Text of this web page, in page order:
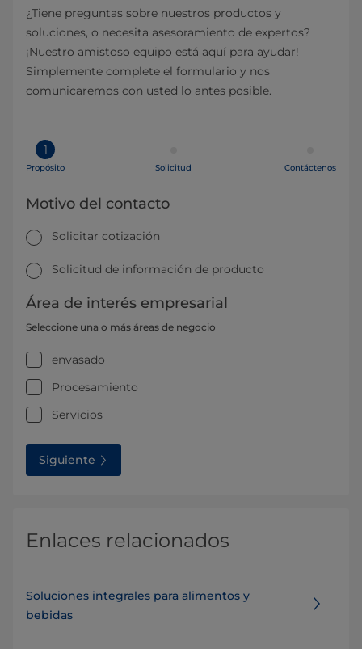
¿Tiene preguntas sobre nuestros productos y
soluciones, o necesita asesoramiento de expertos?
¡Nuestro amistoso equipo está aquí para ayudar!
Simplemente complete el formulario y nos
comunicaremos con usted lo antes posible.
1
Propósito Solicitud Contáctenos
Motivo del contacto
Solicitar cotización
Solicitud de información de producto
Área de interés empresarial
Seleccione una o más áreas de negocio
envasado
Procesamiento
Servicios
Siguiente
Enlaces relacionados
Soluciones integrales para alimentos y
bebidas